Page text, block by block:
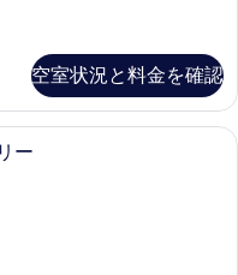
空室状況と料金を確認
フティボックス (室内)、デスク
ー